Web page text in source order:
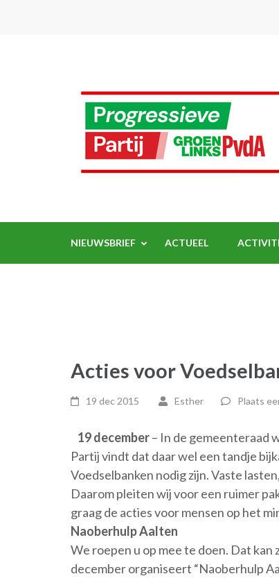
NIEUWSBRIEF ACTUEEL
Acties voor
19 dec 2015 Esther Plaats
19 december– In de gemeenteraad
Partij vindt dat daar wel een tandje
Voedselbanken nodig zijn. Vaste
Daarom pleiten wij voor een ruimer
graag de acties voor mensen op het
Naoberhulp Aalten
We roepen u op mee te doen. Dat kan
december organiseert “Naoberhulp